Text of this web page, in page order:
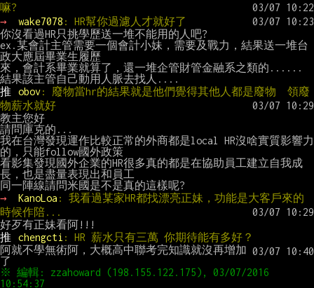
嘛?
→
wake7078 : HR幫你過濾人才就好了
你沒看過HR只挑學歷送一堆不能用的人吧?
ex.某會計主管需要一個會計小妹，需要及戰力，結果送一堆台
政大應屆畢業生履歷
來，會計系畢業就算了，還一堆企管財管金融系之類的......
推
obov: 廢物當hr的結果就是他們覺得其他人都是廢物  領廢
物薪水就好
教主您好
請問庫克的...
我在台灣發現運作比較正常的外商都是local HR沒啥實質影響力
的，只能follow國外政策
看影集發現國外企業的HR很多真的都是在協助員工建立自我成
長，也是盡量表現出和員工
→
KanoLoa : 我看過某家HR都找漂亮正妹，功能是大客戶來的
時候作陪...
推
chengcti : HR 薪水只有三萬 你期待能有多好？
阿就不學無術阿，大概高中聯考完知識就沒再增加
※ 編輯: zzahoward (198.155.122.175), 03/07/2016